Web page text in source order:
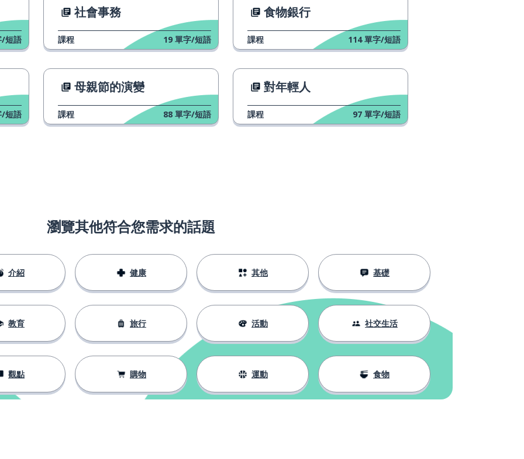
/短語
社會事務
課程 19 單字/短語
食物銀行
課程 114 單字/短語
/短語
母親節的演變
課程 88 單字/短語
對年輕人
課程 97 單字/短語
瀏覽其他符合您需求的話題
介紹 健康 其他 基礎
教育 旅行 活動 社交生活
觀點 購物 運動 食物